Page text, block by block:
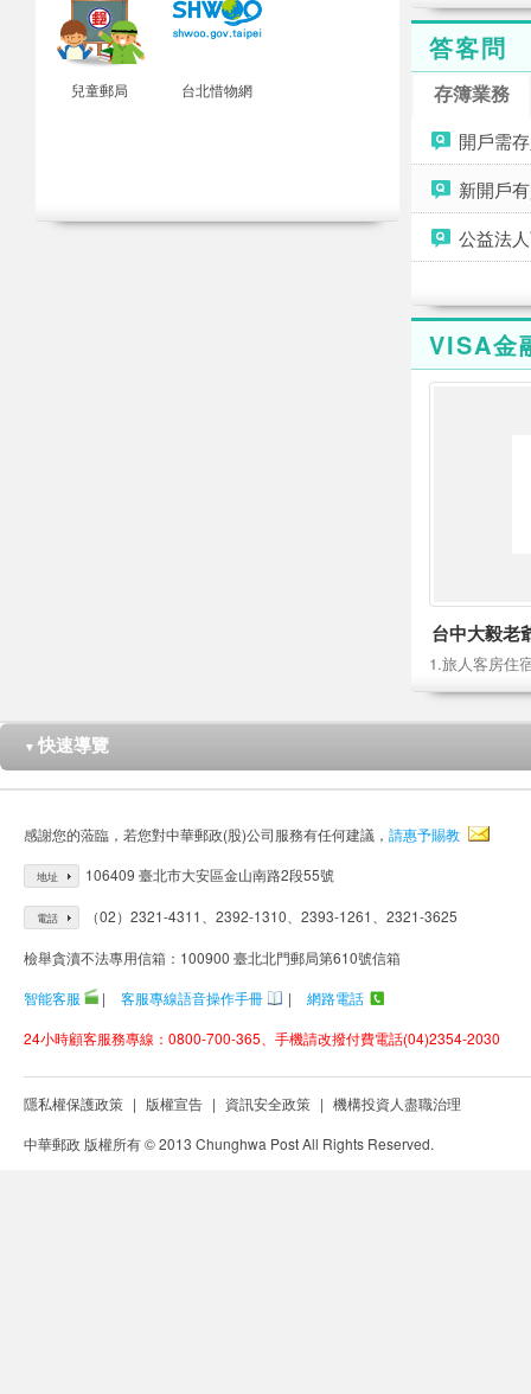
兒童郵局 台北惜物網
答客問
存簿業務
開戶需
新開戶
公益法
VISA金
台中大毅老
▼ 快速導覽
感謝您的蒞臨，若您對中華郵政(股)公司服務有任何建議， 請惠予賜教
地址 106409 臺北市大安區金山南路2段55號
電話 （02）2321-4311、2392-1310、2393-1261、2321-3625
檢舉貪瀆不法專用信箱：100900 臺北北門郵局第610號信箱
智能客服
| 客服專線語音操作手冊 |
網路電話
24小時顧客服務專線：0800-700-365、手機請改撥付費電話(04)2354-2030
隱私權保護政策 | 版權宣告 | 資訊安全政策 | 機構投資人盡職治理
中華郵政 版權所有 © 2013 Chunghwa Post All Rights Reserved.